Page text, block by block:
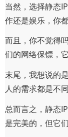
当然，选择静态
作还是娱乐，你
而且，你不觉得
们的网络保镖，
末尾，我想说的
人的需求都是不
总而言之，静态
是完美的，但它